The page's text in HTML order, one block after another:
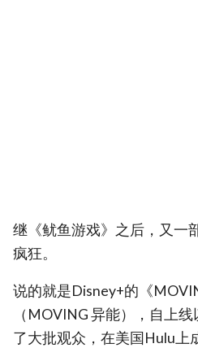
继《鱿鱼游戏》之后，又一
疯狂。
说的就是Disney+的《
（MOVING 异能），自上
了大批观众，在美国Hulu上